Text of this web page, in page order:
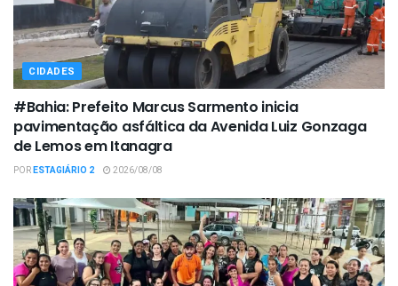
CIDADES
#Bahia: Prefeito Marcus Sarmento inicia
pavimentação asfáltica da Avenida Luiz Gonzaga
de Lemos em Itanagra
PORESTAGIÁRIO 2 2026/08/08